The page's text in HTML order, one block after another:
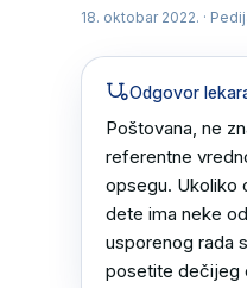
18. oktobar 2022. ·
Odgovor
Poštovana, ne
referentne
opsegu. Ukoliko
dete ima neke
usporenog rada
posetite dečijeg